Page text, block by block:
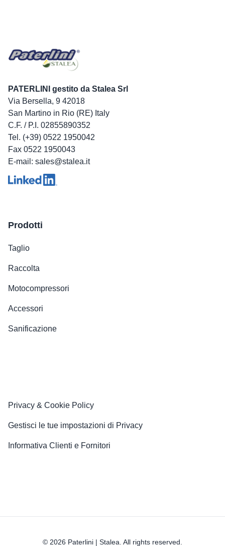
PATERLINI gestito da Stalea Srl
Via Bersella, 9 42018
San Martino in Rio (RE) Italy
C.F. / P.I. 02855890352
Tel. (+39) 0522 1950042
Fax 0522 1950043
E-mail: sales@stalea.it
Prodotti
Taglio
Raccolta
Motocompressori
Accessori
Sanificazione
Privacy & Cookie Policy
Gestisci le tue impostazioni di Privacy
Informativa Clienti e Fornitori
© 2026 Paterlini | Stalea. All rights reserved.